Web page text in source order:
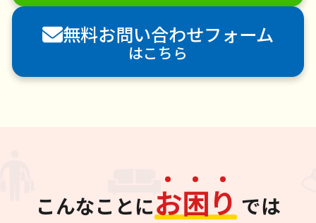
害獣駆除
防草シート施工
ナメクジ駆除
害虫駆除
無料お問い合わせフォーム
はこちら
こんなことにお困り では